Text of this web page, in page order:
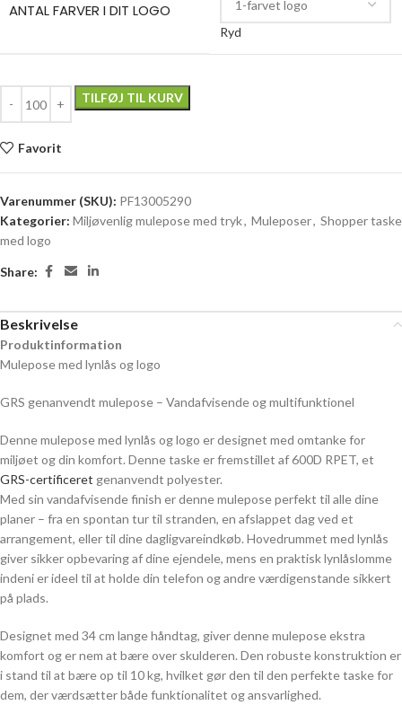
ANTAL FARVER I DIT LOGO
Ryd
TILFØJ TIL KURV
Favorit
Varenummer (SKU): PF13005290
Kategorier: Miljøvenlig mulepose med tryk, Muleposer, Shopper taske
med logo
Share:
Beskrivelse
Produktinformation
Mulepose med lynlås og logo
GRS genanvendt mulepose – Vandafvisende og multifunktionel
Denne mulepose med lynlås og logo er designet med omtanke for
miljøet og din komfort. Denne taske er fremstillet af 600D RPET, et
GRS-certificeret genanvendt polyester.
Med sin vandafvisende finish er denne mulepose perfekt til alle dine
planer – fra en spontan tur til stranden, en afslappet dag ved et
arrangement, eller til dine dagligvareindkøb. Hovedrummet med lynlås
giver sikker opbevaring af dine ejendele, mens en praktisk lynlåslomme
indeni er ideel til at holde din telefon og andre værdigenstande sikkert
på plads.
Designet med 34 cm lange håndtag, giver denne mulepose ekstra
komfort og er nem at bære over skulderen. Den robuste konstruktion er
i stand til at bære op til 10 kg, hvilket gør den til den perfekte taske for
dem, der værdsætter både funktionalitet og ansvarlighed.